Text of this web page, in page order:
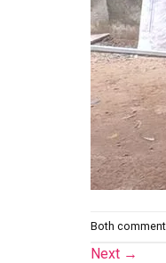
Both
Next →